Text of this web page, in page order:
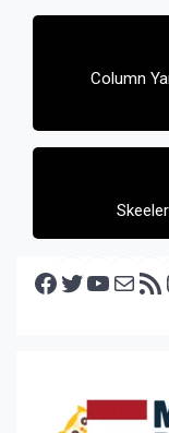
Bericht
Column
Facebook Twitter YouTube E-mail